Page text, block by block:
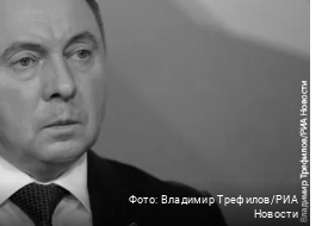
Фото: Владимир Трефилов/РИА
Новости